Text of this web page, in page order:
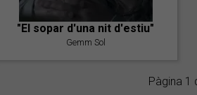
"El sopar d'una nit d'estiu"
Gemm Sol
Pàgina 1